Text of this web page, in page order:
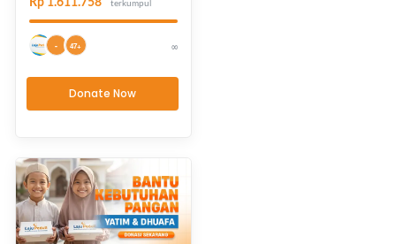
Rp 1.611.758 terkumpul
- 47+ ∞
Donate Now